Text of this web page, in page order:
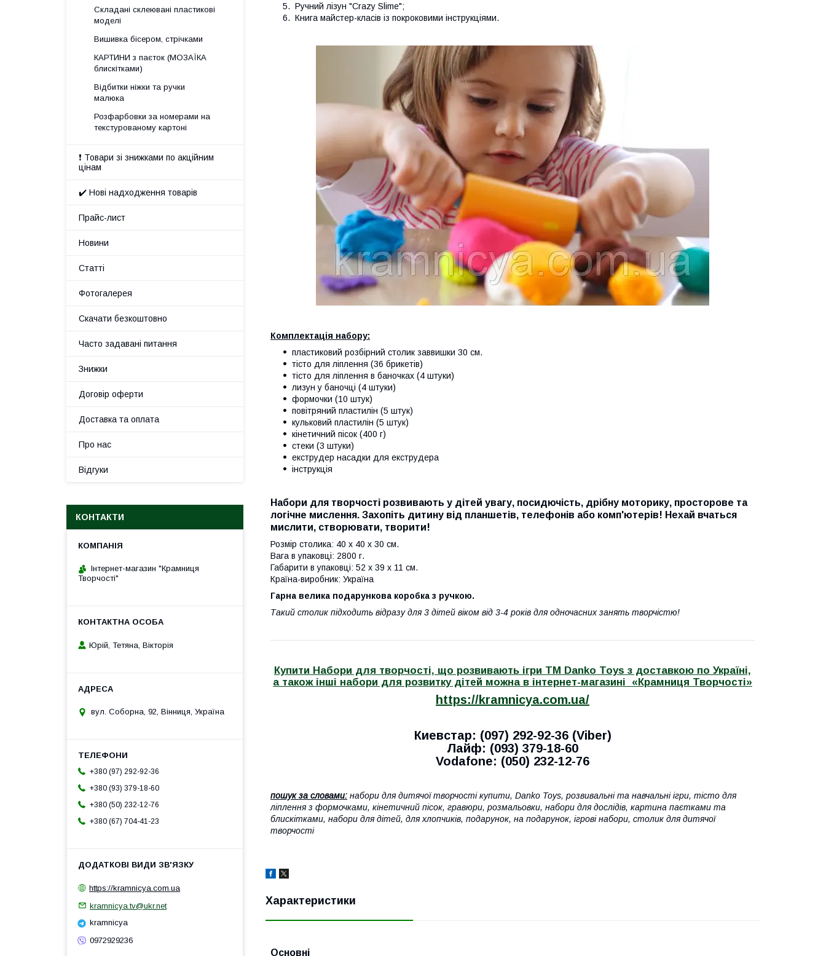
Ручний лізун "Crazy Slime";
Книга майстер-класів із покроковими інструкціями.
Комплектація набору:
пластиковий розбірний столик заввишки 30 см.
тісто для ліплення (36 брикетів)
тісто для ліплення в баночках (4 штуки)
лизун у баночці (4 штуки)
формочки (10 штук)
повітряний пластилін (5 штук)
кульковий пластилін (5 штук)
кінетичний пісок (400 г)
стеки (3 штуки)
екструдер насадки для екструдера
інструкція
Набори для творчості розвивають у дітей увагу, посидючість, дрібну моторику, просторове та
логічне мислення. Захопіть дитину від планшетів, телефонів або комп'ютерів! Нехай вчаться
мислити, створювати, творити!
Розмір столика: 40 х 40 х 30 см.
Вага в упаковці: 2800 г.
Габарити в упаковці: 52 x 39 x 11 см.
Країна-виробник: Україна
Гарна велика подарункова коробка з ручкою.
Такий столик підходить відразу для 3 дітей віком від 3-4 років для одночасних занять творчістю!
Купити Набори для творчості, що розвивають ігри ТМ Danko Toys з доставкою по Україні,
а також інші набори для розвитку дітей можна в інтернет-магазині «Крамниця Творчості»
https://kramnicya.com.ua/
Киевстар: (097) 292-92-36 (Viber)
Лайф: (093) 379-18-60
Vodafone: (050) 232-12-76
пошук за словами: набори для дитячої творчості купити, Danko Toys, розвивальні та навчальні ігри, тісто для
ліплення з формочками, кінетичний пісок, гравюри, розмальовки, набори для дослідів, картина паєтками та
блискітками, набори для дітей, для хлопчиків, подарунок, на подарунок, ігрові набори, столик для дитячої
творчості
Характеристики
Основні
Складані склеювані пластикові
моделі
Вишивка бісером, стрічками
КАРТИНИ з паєток (МОЗАЇКА
блискітками)
Відбитки ніжки та ручки
малюка
Розфарбовки за номерами на
текстурованому картоні
❗ Товари зі знижками по акційним
цінам
✔️ Нові надходження товарів
Прайс-лист
Новини
Статті
Фотогалерея
Скачати безкоштовно
Часто задавані питання
Знижки
Договір оферти
Доставка та оплата
Про нас
Відгуки
КОНТАКТИ
Інтернет-магазин "Крамниця
Творчості"
Юрій, Тетяна, Вікторія
вул. Соборна, 92, Вінниця, Україна
+380 (97) 292-92-36
+380 (93) 379-18-60
+380 (50) 232-12-76
+380 (67) 704-41-23
https://kramnicya.com.ua
kramnicya.tv@ukr.net
kramnicya
0972929236